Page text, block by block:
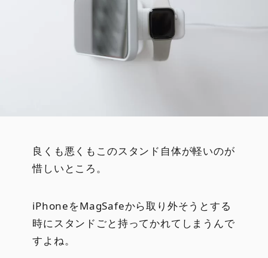
良くも悪くもこのスタンド自体が軽いのが
惜しいところ。
iPhoneをMagSafeから取り外そうとする
時にスタンドごと持ってかれてしまうんで
すよね。